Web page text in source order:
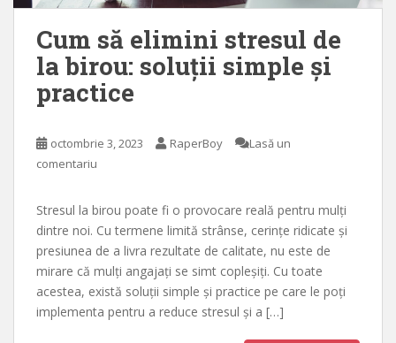
Cum să elimini stresul de
la birou: soluții simple și
practice
octombrie 3, 2023 RaperBoy
Lasă un
comentariu
Stresul la birou poate fi o provocare reală pentru mulți
dintre noi. Cu termene limită strânse, cerințe ridicate și
presiunea de a livra rezultate de calitate, nu este de
mirare că mulți angajați se simt copleșiți. Cu toate
acestea, există soluții simple și practice pe care le poți
implementa pentru a reduce stresul și a […]